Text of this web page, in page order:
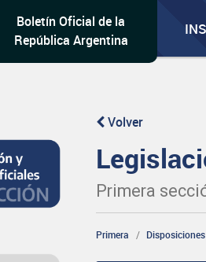
Boletín Oficial de la
República Argentina
Volver
Primera
Primera Disposiciones